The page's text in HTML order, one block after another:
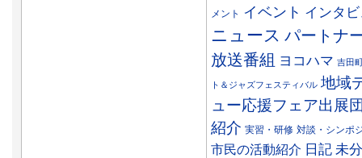
メント
イベント インタ
ニュース パートナ
放送番組 ヨコハマ 吉田
ト＆ジャズフェスティバル 地域
ュー応援フェア出展
紹介 実習・研修 対談・シンポ
市民の活動紹介 日記 未